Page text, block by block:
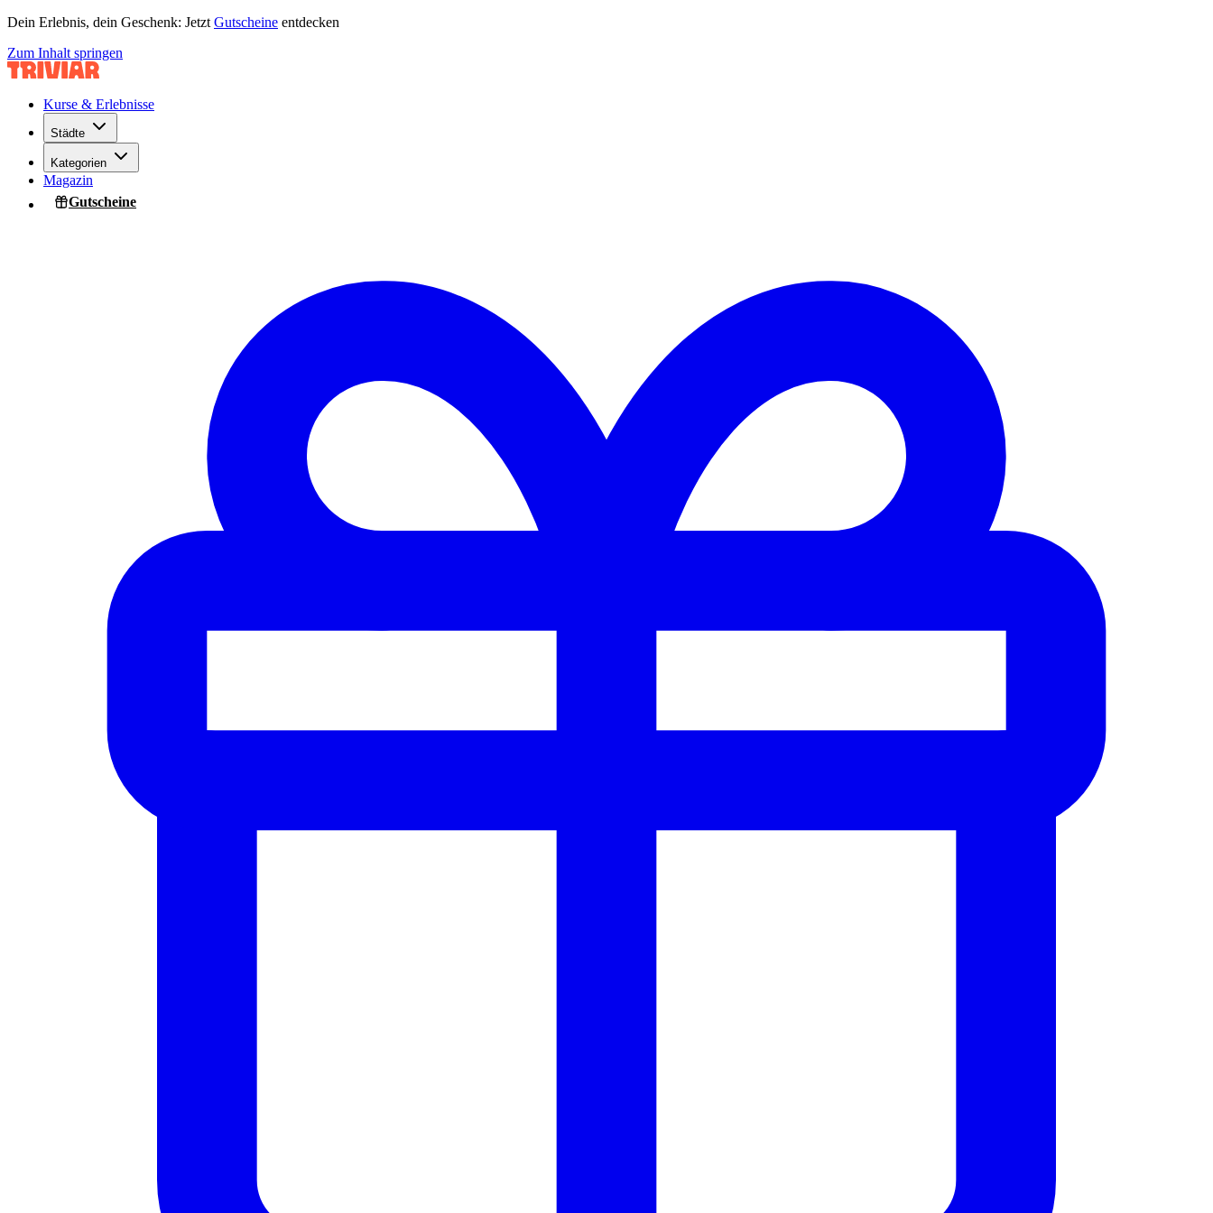
Dein Erlebnis, dein Geschenk: Jetzt Gutscheine entdecken
Zum Inhalt springen
Kurse & Erlebnisse
Städte
Kategorien
Magazin
Gutscheine